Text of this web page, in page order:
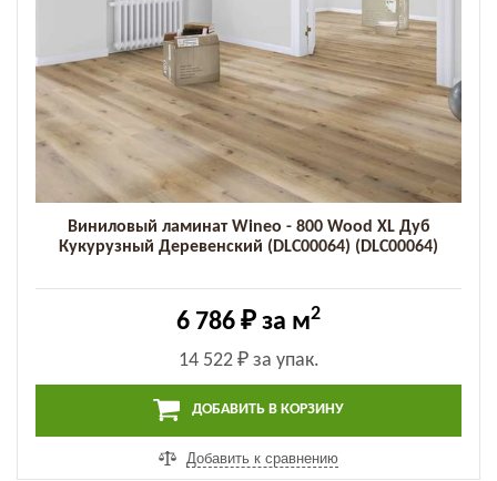
Виниловый ламинат Wineo - 800 Wood XL Дуб
Кукурузный Деревенский (DLC00064) (DLC00064)
6 786 ₽ за м2
14 522 ₽за упак.
ДОБАВИТЬ В КОРЗИНУ
Добавить к сравнению